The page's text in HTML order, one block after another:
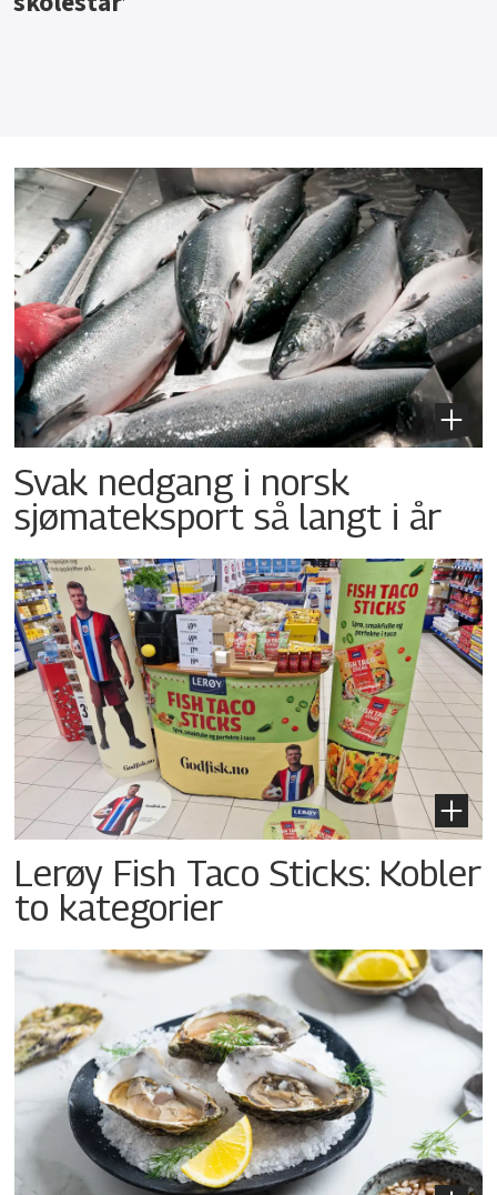
Svak nedgang i norsk
sjømateksport så langt i år
Lerøy Fish Taco Sticks: Kobler
to kategorier